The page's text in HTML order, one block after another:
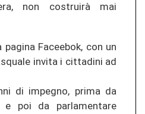
non costruirà mai
Faceebok, con un
invita i cittadini ad
di impegno, prima da
e poi da parlamentare